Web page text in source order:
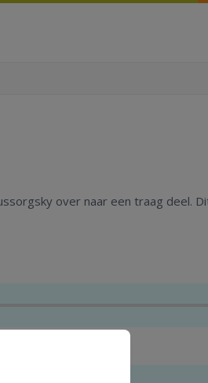
over naar een traag deel.